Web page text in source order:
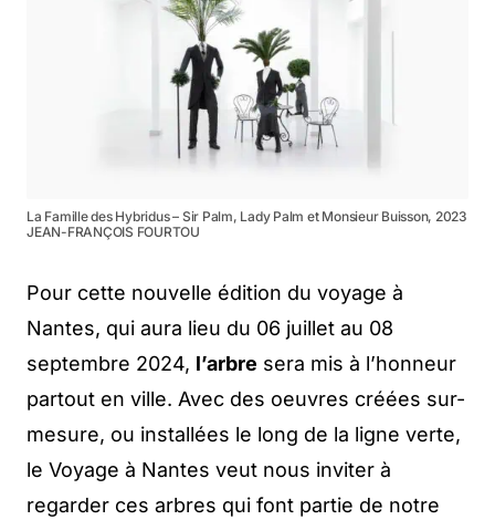
La Famille des Hybridus – Sir Palm, Lady Palm et Monsieur Buisson, 2023
JEAN-FRANÇOIS FOURTOU
Pour cette nouvelle édition du voyage à
Nantes, qui aura lieu du 06 juillet au 08
septembre 2024, l’arbre sera mis à l’honneur
partout en ville. Avec des oeuvres créées sur-
mesure, ou installées le long de la ligne verte,
le Voyage à Nantes veut nous inviter à
regarder ces arbres qui font partie de notre